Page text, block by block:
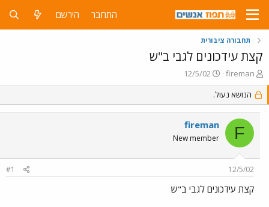
התחבר הירשם
תחבורה ציבורית
קצת עידכונים לגבי ב"ש
פ
ו
ת
ח
נ
ו
א
fireman
פ
ו
ס
ב
ת
ר
12/5/02
הנושא נעול.
F
fireman
New member
12/5/02
#1
קצת עידכונים לגבי ב"ש